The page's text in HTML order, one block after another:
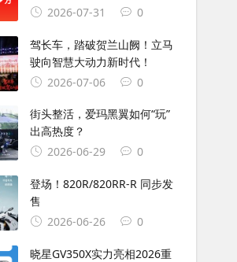
车图片 # 女骑士 # 小姐姐
2026-07-31
0
驾长车，踏破贺兰山阙！立马
驶向智慧大动力新时代！
2026-07-06
0
街头整活，爱玛黑翼如何“玩”
出高热度？
2026-06-29
0
登场！820R/820RR-R 同步发
售
2026-06-26
0
晓星GV350X实力亮相2026重